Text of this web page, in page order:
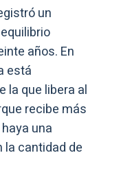
un
años. En
está
la que libera al
recibe más
una
cantidad de